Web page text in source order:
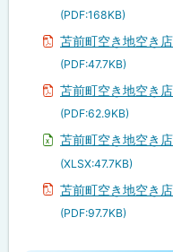
(PDF:168KB)
苫前町空き地空き
(PDF:47.7KB)
苫前町空き地空き
(PDF:62.9KB)
苫前町空き地空き
(XLSX:47.7KB)
苫前町空き地空き
(PDF:97.7KB)